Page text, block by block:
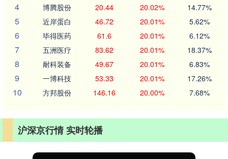
4 博腾股份 20.44 20.02% 14.77%
5 近岸蛋白 46.72 20.01% 5.62%
6 毕得医药 61.6 20.01% 6.12%
7 五洲医疗 83.62 20.01% 18.37%
8 耐科装备 49.67 20.01% 6.83%
9 一博科技 53.33 20.01% 17.26%
10 方邦股份 146.16 20.00% 7.68%
沪深京行情 实时轮播